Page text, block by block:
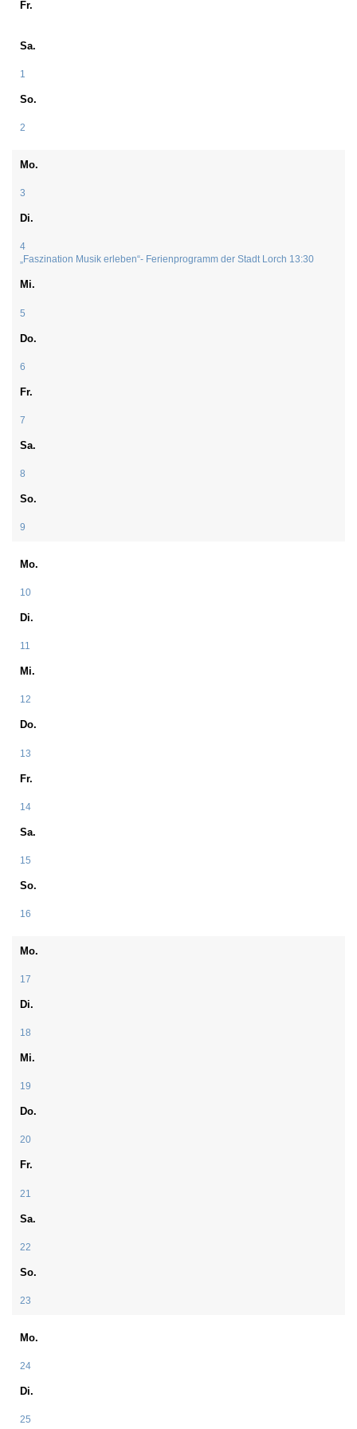
Fr.
Sa.
1
So.
2
Mo.
3
Di.
4
„Faszination Musik erleben“- Ferienprogramm der Stadt Lorch 13:30
Mi.
5
Do.
6
Fr.
7
Sa.
8
So.
9
Mo.
10
Di.
11
Mi.
12
Do.
13
Fr.
14
Sa.
15
So.
16
Mo.
17
Di.
18
Mi.
19
Do.
20
Fr.
21
Sa.
22
So.
23
Mo.
24
Di.
25